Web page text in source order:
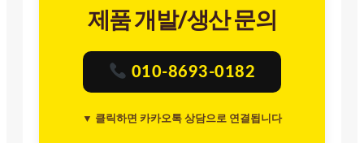
제품 개발/생산 문의
010-8693-0182
▼ 클릭하면 카카오톡 상담으로 연결됩니다